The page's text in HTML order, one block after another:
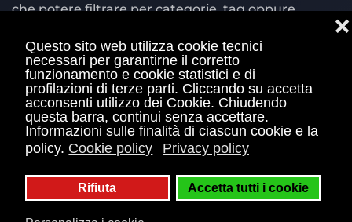
Questo sito web utilizza cookie tecnici
necessari per garantirne il corretto
funzionamento e cookie statistici e di
profilazioni di terze parti. Cliccando su accetta
acconsenti utilizzo dei Cookie. Chiudendo
questa barra, continui senza accettare.
Informazioni sulle finalità di ciascun cookie e la
policy. Cookie policy Privacy policy
Rifiuta Accetta tutti i cookie
❌
che potere filtrare per categorie, tag oppure
situato in alto a destra.
© Copyright 2004 - 2026 Bettingexchange.net è
sito ufficiale Betting Exchange® con marchio
registrato e di proprietà di Gianluca Landi Piva
01460210113 e piva 03835590542 E' vietata qualsiasi
presenti nel sito. Il gioco è vietato ai minori di 18
anni e può causare dipendenza patologica.